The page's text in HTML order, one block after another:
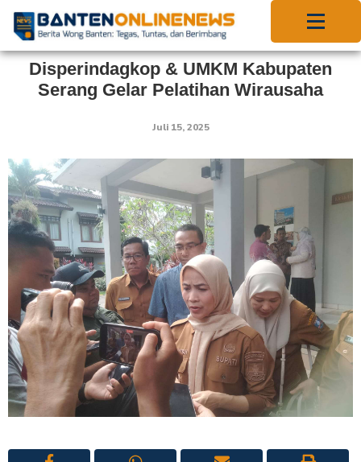
Disperindagkop & UMKM Kabupaten
Serang Gelar Pelatihan Wirausaha
Juli 15, 2025